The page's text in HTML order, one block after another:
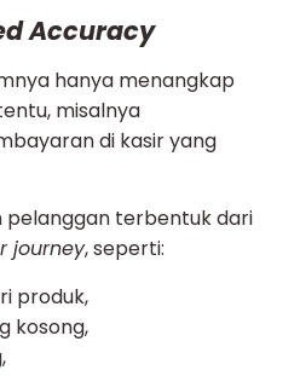
Accuracy
hanya menangkap
misalnya
di kasir yang
pelanggan terbentuk dari
journey, seperti:
produk,
kosong,